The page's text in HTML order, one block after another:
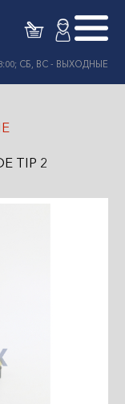
СБ, ВС - ВЫХОДНЫЕ
TIP 2